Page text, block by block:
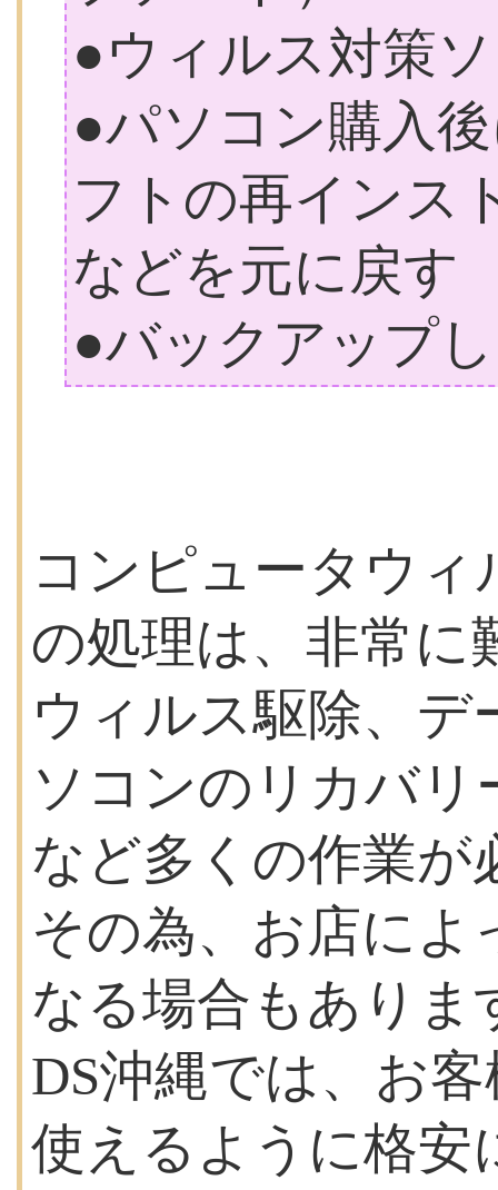
●ウィルス対策
●パソコン購入
フトの再インス
などを元に戻す
●バックアップ
コンピュータウ
の処理は、非常に
ウィルス駆除、
ソコンのリカバリ
など多くの作業が
その為、お店によ
なる場合もありま
DS沖縄では、お
使えるように格安